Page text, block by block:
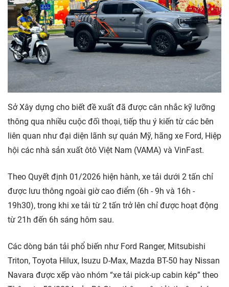
Sở Xây dựng cho biết đề xuất đã được cân nhắc kỹ lưỡng
thông qua nhiều cuộc đối thoại, tiếp thu ý kiến từ các bên
liên quan như đại diện lãnh sự quán Mỹ, hãng xe Ford, Hiệp
hội các nhà sản xuất ôtô Việt Nam (VAMA) và VinFast.
Theo Quyết định 01/2026 hiện hành, xe tải dưới 2 tấn chỉ
được lưu thông ngoài giờ cao điểm (6h - 9h và 16h -
19h30), trong khi xe tải từ 2 tấn trở lên chỉ được hoạt động
từ 21h đến 6h sáng hôm sau.
Các dòng bán tải phổ biến như Ford Ranger, Mitsubishi
Triton, Toyota Hilux, Isuzu D-Max, Mazda BT-50 hay Nissan
Navara được xếp vào nhóm “xe tải pick-up cabin kép” theo